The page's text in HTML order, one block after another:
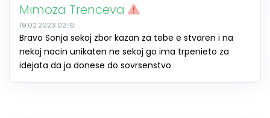
Mimoza Trenceva
19.02.2023 02:16
Bravo Sonja sekoj zbor kazan za tebe e stvaren i na
nekoj nacin unikaten ne sekoj go ima trpenieto za
idejata da ja donese do sovrsenstvo